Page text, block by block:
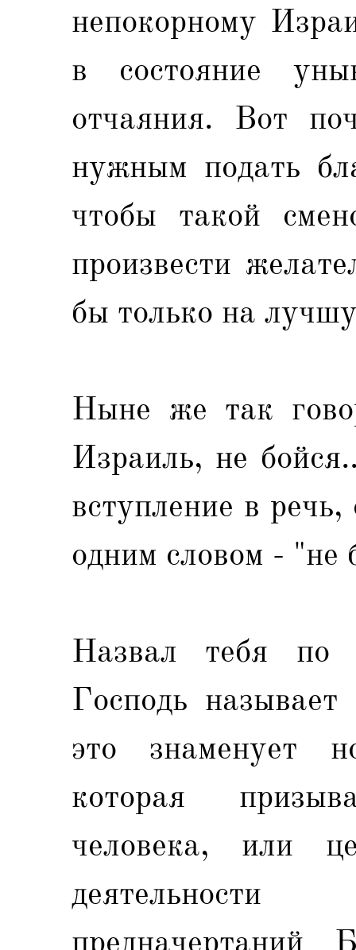
непокорному
в состояние
отчаяния. Вот
нужным подать
чтобы такой
произвести
бы только на
Ныне же так
Израиль, не
вступление в
одним словом - "не
Назвал тебя по
Господь
это знаменует
которая
человека, или
предначертаний